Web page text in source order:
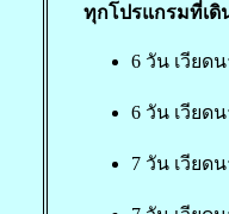
ทุกโปรแกรมที่เดิ
6 วัน เวียด
6 วัน เวียด
7 วัน เวียด